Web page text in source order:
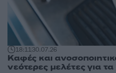
18:1130.07.26
Καφές και
νεότερες μελέτες για